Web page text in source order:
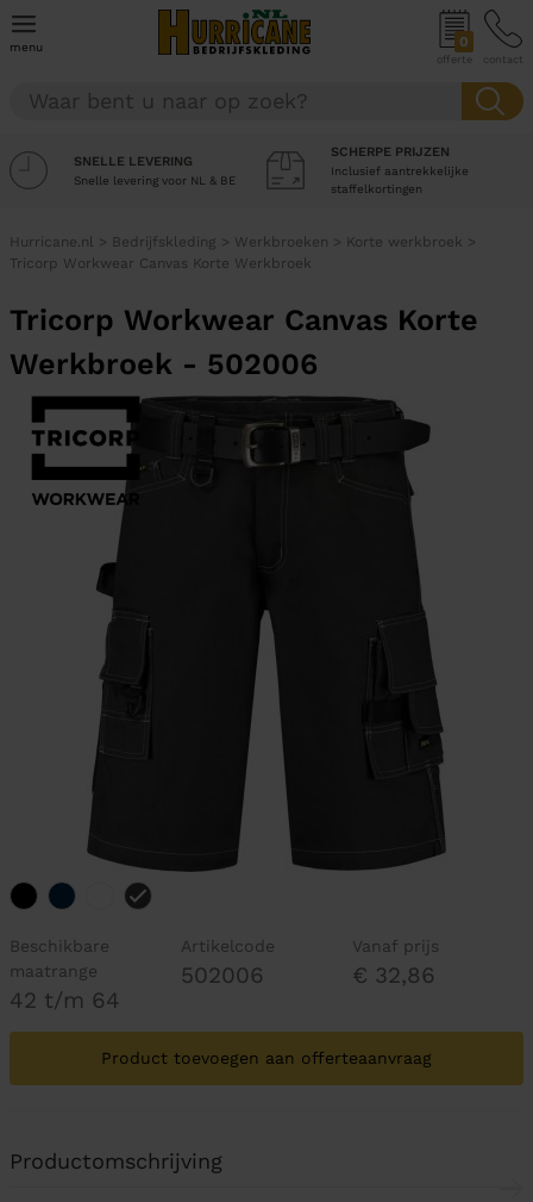
menu 0
offerte contact
SNELLE LEVERING
Snelle levering voor NL & BE
SCHERPE PRIJZEN
Inclusief aantrekkelijke
staffelkortingen
Hurricane.nl > Bedrijfskleding > Werkbroeken > Korte werkbroek >
Tricorp Workwear Canvas Korte Werkbroek
Tricorp Workwear Canvas Korte
Werkbroek - 502006
Beschikbare
maatrange
42 t/m 64
Artikelcode
502006
Vanaf prijs
€ 32,86
Product toevoegen aan offerteaanvraag
Productomschrijving